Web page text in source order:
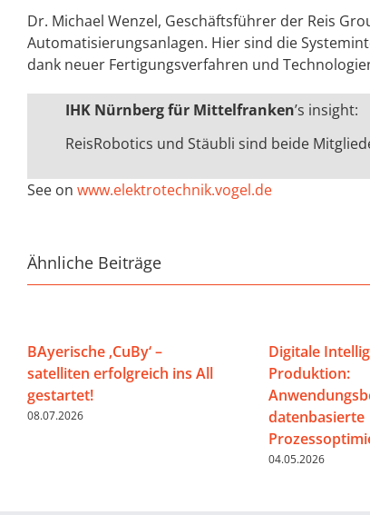
Dr. Michael Wenzel, Geschäftsführer der Reis
Automatisierungsanlagen. Hier sind die
dank neuer Fertigungsverfahren und
IHK Nürnberg für Mittelfranken’s insight:
ReisRobotics und Stäubli sind beide
See on www.elektrotechnik.vogel.de
Ähnliche Beiträge
BAyerische ‚CuBy‘ –
satelliten erfolgreich ins All
gestartet!
08.07.2026
Digitale
Produktion:
datenbasierte
04.05.2026